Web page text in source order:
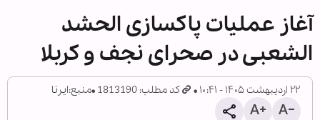
آغاز عملیات پاکسازی الحشد
الشعبی در صحرای نجف و کربلا
۲۲ اردیبهشت ۱۴۰۵ - ۱۰:۴۱ کد مطلب: 1813190 منبع:ایرنا